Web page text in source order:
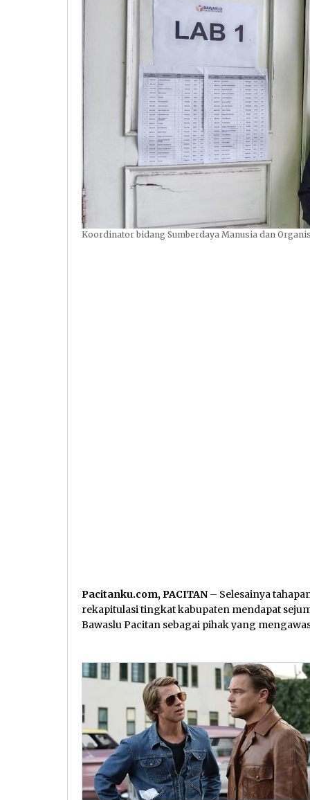
Koordinator bidang Sumberdaya Manusia dan
Pacitanku.com, PACITAN – Selesainya
rekapitulasi tingkat kabupaten mendapat
Bawaslu Pacitan sebagai pihak yang